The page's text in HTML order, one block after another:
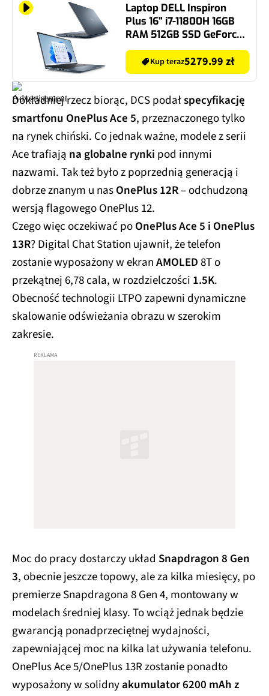
Laptop DELL Inspiron
Plus 16" i7-11800H 16GB
RAM 512GB SSD GeForce
3050Ti Windows 10 Home
Kup teraz5279.99 zł
Dokładniej rzecz biorąc, DCS podałspecyfikację
smartfonu OnePlus Ace 5, przeznaczonego tylko
na rynek chiński. Co jednak ważne, modele z serii
Ace trafiają na globalne rynki pod innymi
nazwami. Tak też było z poprzednią generacją i
dobrze znanym u nasOnePlus 12R– odchudzoną
wersją flagowego OnePlus 12.
Czego więc oczekiwać poOnePlus Ace 5 i OnePlus
13R? Digital Chat Station ujawnił, że telefon
zostanie wyposażony w ekranAMOLED8T o
przekątnej 6,78 cala, w rozdzielczości 1.5K.
Obecność technologii LTPO zapewni dynamiczne
skalowanie odświeżania obrazu w szerokim
zakresie.
Moc do pracy dostarczy układ Snapdragon 8 Gen
3, obecnie jeszcze topowy, ale za kilka miesięcy, po
premierze Snapdragona 8 Gen 4, montowany w
modelach średniej klasy. To wciąż jednak będzie
gwarancją ponadprzeciętnej wydajności,
zapewniającej moc na kilka lat używania telefonu.
OnePlus Ace 5/OnePlus 13R zostanie ponadto
wyposażony w solidnyakumulator 6200 mAh z